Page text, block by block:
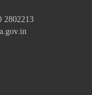
2802213